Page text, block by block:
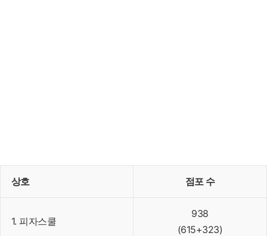
상호 점포 수
1. 피자스쿨
938
(615+323)